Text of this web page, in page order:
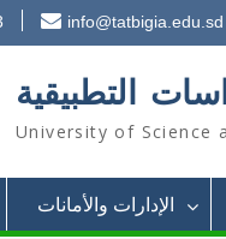
info@tatbigia.edu.sd
التطبيقية
University of Science
الإدارات والأمانات